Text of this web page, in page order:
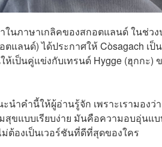
ในภาษาเกลิคของสกอตแลนด์ ในช่ว
แลนด์) ได้ประกาศให้ Còsagach เ
เป็นคู่แข่งกับเทรนด์ Hygge (ฮุกกะ)
นำคำนี้ให้ผู้อ่านรู้จัก เพราะเรามอง
ขแบบเรียบง่าย มันคือความอบอุ่นแ
ต้องเป็นเวอร์ชันที่ดีที่สุดของใคร